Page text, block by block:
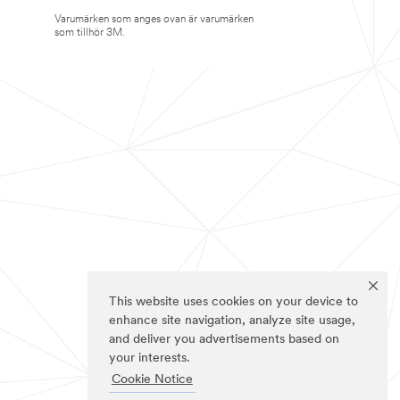
This website uses cookies on your device to
enhance site navigation, analyze site usage,
and deliver you advertisements based on
your interests.
Cookie Notice
Varumärken som anges ovan är varumärken
som tillhör 3M.